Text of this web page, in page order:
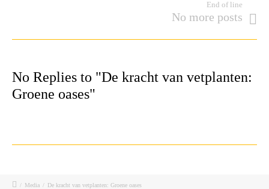
End of line
No more posts
No Replies to "De kracht van vetplanten:
Groene oases"
/ Media / De kracht van vetplanten: Groene oases